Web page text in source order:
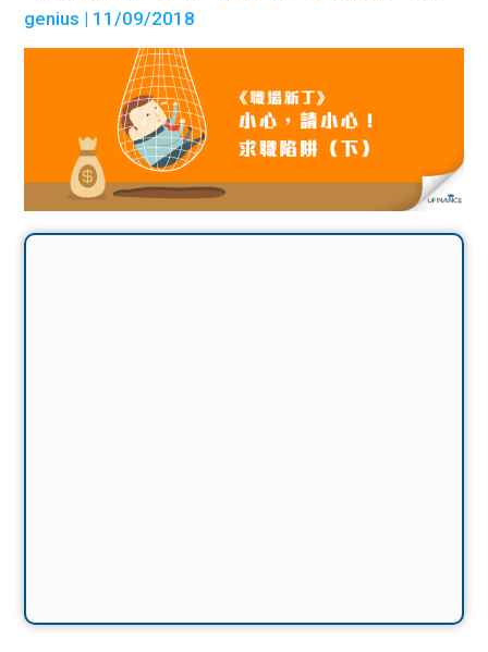
genius | 11/09/2018